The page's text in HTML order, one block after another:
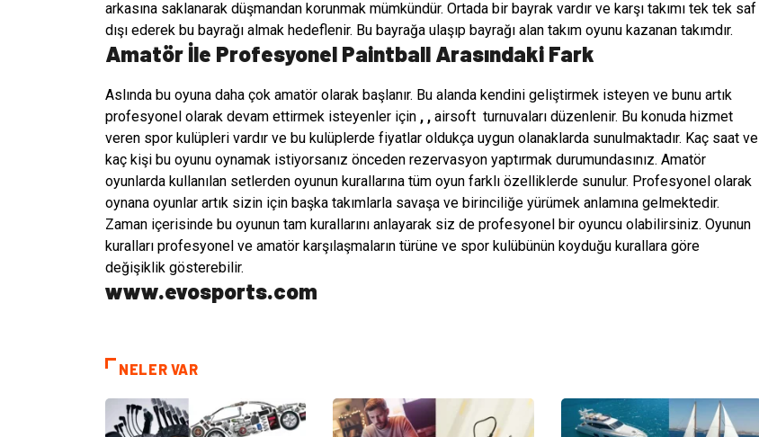
arkasına saklanarak düşmandan korunmak mümkündür. Ortada bir bayrak vardır ve karşı takımı tek tek saf
dışı ederek bu bayrağı almak hedeflenir. Bu bayrağa ulaşıp bayrağı alan takım oyunu kazanan takımdır.
Amatör İle Profesyonel Paintball Arasındaki Fark
Aslında bu oyuna daha çok amatör olarak başlanır. Bu alanda kendini geliştirmek isteyen ve bunu artık
profesyonel olarak devam ettirmek isteyenler için , , airsoft turnuvaları düzenlenir. Bu konuda hizmet
veren spor kulüpleri vardır ve bu kulüplerde fiyatlar oldukça uygun olanaklarda sunulmaktadır. Kaç saat ve
kaç kişi bu oyunu oynamak istiyorsanız önceden rezervasyon yaptırmak durumundasınız. Amatör
oyunlarda kullanılan setlerden oyunun kurallarına tüm oyun farklı özelliklerde sunulur. Profesyonel olarak
oynana oyunlar artık sizin için başka takımlarla savaşa ve birinciliğe yürümek anlamına gelmektedir.
Zaman içerisinde bu oyunun tam kurallarını anlayarak siz de profesyonel bir oyuncu olabilirsiniz. Oyunun
kuralları profesyonel ve amatör karşılaşmaların türüne ve spor kulübünün koyduğu kurallara göre
değişiklik gösterebilir.
www.evosports.com
NELER VAR